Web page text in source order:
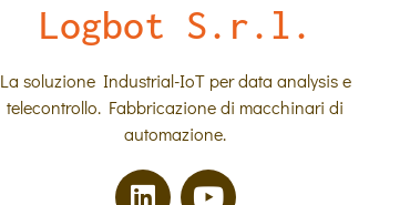
Logbot S.r.l.
La soluzione Industrial-IoT per data analysis e
telecontrollo. Fabbricazione di macchinari di
automazione.